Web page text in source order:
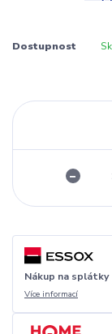
Dostupnost
Nákup na splátky
Více informací